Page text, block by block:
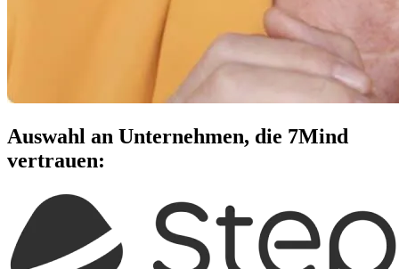
Auswahl an Unternehmen, die 7Mind
vertrauen: